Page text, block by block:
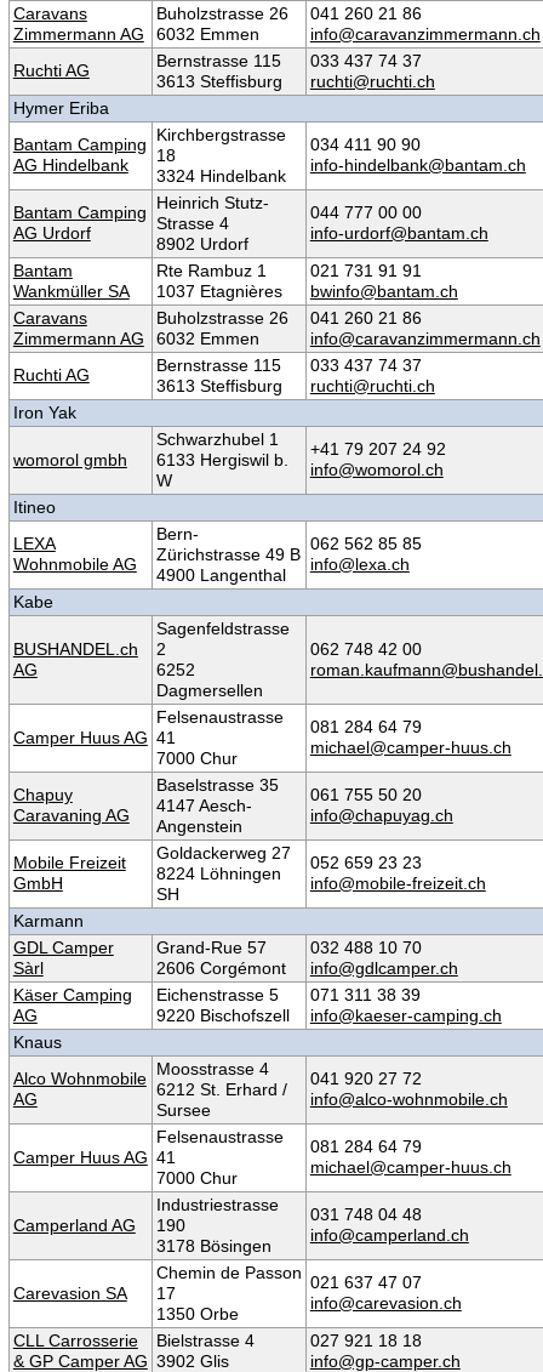
Caravans
Zimmermann AG
Buholzstrasse 26
6032 Emmen
041 260 21 86
info@caravanzimmermann.ch
Ruchti AG
Bernstrasse 115
3613 Steffisburg
033 437 74 37
ruchti@ruchti.ch
Hymer Eriba
Bantam Camping
AG Hindelbank
Kirchbergstrasse
18
3324 Hindelbank
034 411 90 90
info-hindelbank@bantam.ch
Bantam Camping
AG Urdorf
Heinrich Stutz-
Strasse 4
8902 Urdorf
044 777 00 00
info-urdorf@bantam.ch
Bantam
Wankmüller SA
Rte Rambuz 1
1037 Etagnières
021 731 91 91
bwinfo@bantam.ch
Caravans
Zimmermann AG
Buholzstrasse 26
6032 Emmen
041 260 21 86
info@caravanzimmermann.ch
Ruchti AG
Bernstrasse 115
3613 Steffisburg
033 437 74 37
ruchti@ruchti.ch
Iron Yak
womorol gmbh
Schwarzhubel 1
6133 Hergiswil b.
W
+41 79 207 24 92
info@womorol.ch
Itineo
LEXA
Wohnmobile AG
Bern-
Zürichstrasse 49 B
4900 Langenthal
062 562 85 85
info@lexa.ch
Kabe
BUSHANDEL.ch
AG
Sagenfeldstrasse
2
6252
Dagmersellen
062 748 42 00
Camper Huus AG
Felsenaustrasse
41
7000 Chur
081 284 64 79
michael@camper-huus.ch
Chapuy
Caravaning AG
Baselstrasse 35
4147 Aesch-
Angenstein
061 755 50 20
info@chapuyag.ch
Mobile Freizeit
GmbH
Goldackerweg 27
8224 Löhningen
SH
052 659 23 23
info@mobile-freizeit.ch
Karmann
GDL Camper
Sàrl
Grand-Rue 57
2606 Corgémont
032 488 10 70
info@gdlcamper.ch
Käser Camping
AG
Eichenstrasse 5
9220 Bischofszell
071 311 38 39
info@kaeser-camping.ch
Knaus
Alco Wohnmobile
AG
Moosstrasse 4
6212 St. Erhard /
Sursee
041 920 27 72
info@alco-wohnmobile.ch
Camper Huus AG
Felsenaustrasse
41
7000 Chur
081 284 64 79
michael@camper-huus.ch
Camperland AG
Industriestrasse
190
3178 Bösingen
031 748 04 48
info@camperland.ch
Carevasion SA
Chemin de Passon
17
1350 Orbe
021 637 47 07
info@carevasion.ch
CLL Carrosserie
& GP Camper AG
Bielstrasse 4
3902 Glis
027 921 18 18
info@gp-camper.ch